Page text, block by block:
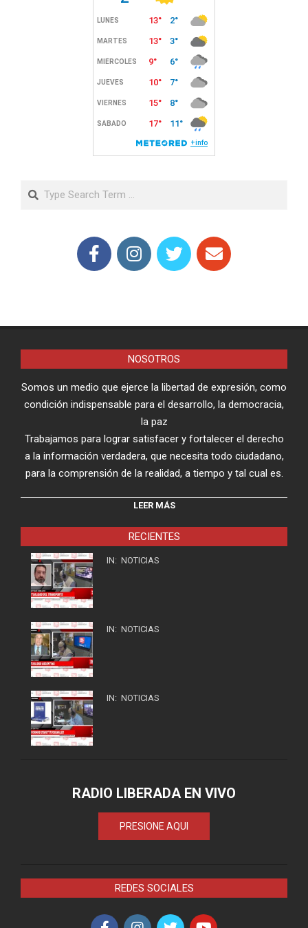
Search
NOSOTROS
Somos un medio que ejerce la libertad de expresión, como
condición indispensable para el desarrollo, la democracia,
la paz
Trabajamos para lograr satisfacer y fortalecer el derecho
a la información verdadera, que necesita todo ciudadano,
para la comprensión de la realidad, a tiempo y tal cual es.
LEER MÁS
RECIENTES
IN: NOTICIAS
IN: NOTICIAS
IN: NOTICIAS
RADIO LIBERADA EN VIVO
PRESIONE AQUI
REDES SOCIALES